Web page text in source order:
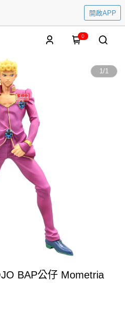
開啟APP
0
1/1
BAP公仔 Mometria